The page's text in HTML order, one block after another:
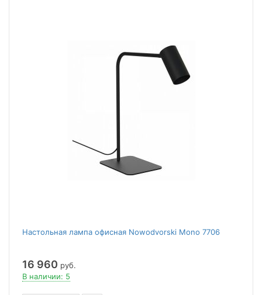
Настольная лампа офисная Nowodvorski Mono 7706
16 960 руб.
В наличии: 5